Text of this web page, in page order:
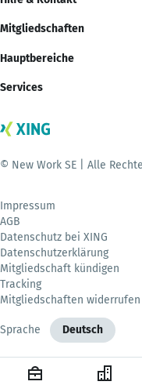
Mitgliedschaften
Hauptbereiche
Services
© New Work SE | Alle
Impressum
AGB
Datenschutz bei XING
Datenschutzerklärung
Mitgliedschaft kündigen
Tracking
Mitgliedschaften widerrufen
Sprache Deutsch